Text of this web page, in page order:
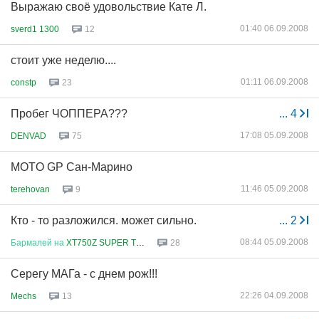
Выражаю своё удовольствие Кате Л.
sverd1 1300 12 01:40 06.09.2008
стоит уже неделю....
constp 23 01:11 06.09.2008
... 4
Пробег ЧОППЕРА???
DENVAD 75 17:08 05.09.2008
MOTO GP Сан-Марино
terehovan 9 11:46 05.09.2008
... 2
Кто - то разложился. может сильно.
Бармалей на XT750Z SUPER TENER... 28 08:44 05.09.2008
Серегу МАГа - с днем рож!!!
Mechs 13 22:26 04.09.2008